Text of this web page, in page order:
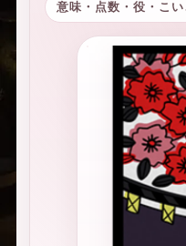
意味・点数・役・こ